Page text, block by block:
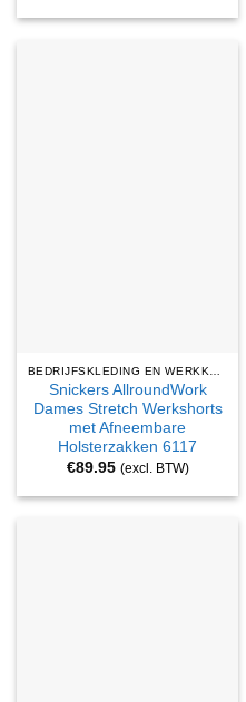
Snickers AllroundWork
Dames Stretch Werkshorts
met Afneembare
Holsterzakken 6117
€89.95 (excl. BTW)